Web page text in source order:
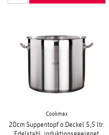
Cookmax
20cm Suppentopf o.Deckel 5,5 ltr.